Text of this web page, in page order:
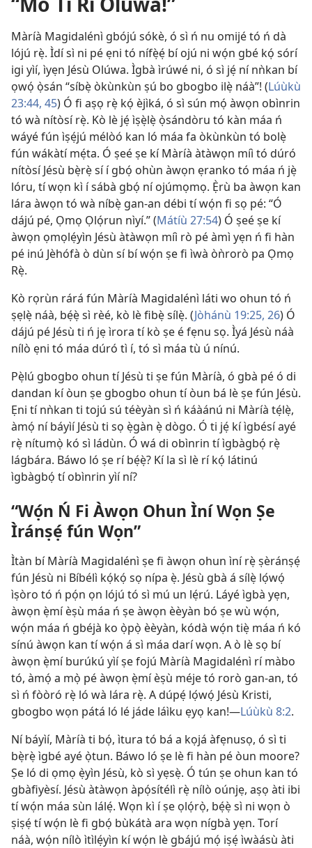
Màríà Magidalénì gbójú sókè, ó sì ń nu omijé tó ń dà
lójú rẹ̀. Ìdí sì ni pé ẹni tó nífẹ̀ẹ́ bí ojú ni wọ́n gbé kọ́ sórí
igi yìí, ìyẹn Jésù Olúwa. Ìgbà ìrúwé ni, ó sì jẹ́ ní nǹkan bí
ọwọ́ ọ̀sán “síbẹ̀ òkùnkùn ṣú bo gbogbo ilẹ̀ náà”! (Lúùkù
23:44, 45) Ó fi aṣọ rẹ̀ kọ́ èjìká, ó sì sún mọ́ àwọn obìnrin
tó wà nítòsí rẹ̀. Kò lè jẹ́ ìṣẹ̀lẹ̀ ọ̀sándòru tó kàn máa ń
wáyé fún ìṣẹ́jú mélòó kan ló máa fa òkùnkùn tó bolẹ̀
fún wákàtí mẹ́ta. Ó ṣeé ṣe kí Màríà àtàwọn míì tó dúró
nítòsí Jésù bẹ̀rẹ̀ sí í gbọ́ ohùn àwọn ẹranko tó máa ń jẹ̀
lóru, tí wọn kì í sábà gbọ́ ní ojúmọmọ. Ẹ̀rù ba àwọn kan
lára àwọn tó wà níbẹ̀ gan-an débi tí wọ́n fi sọ pé: “Ó
dájú pé, Ọmọ Ọlọ́run nìyí.” (Mátíù 27:54) Ó ṣeé ṣe kí
àwọn ọmọlẹ́yìn Jésù àtàwọn míì rò pé àmì yẹn ń fi hàn
pé inú Jèhófà ò dùn sí bí wọ́n ṣe fi ìwà òǹrorò pa Ọmọ
Rẹ̀.
Kò rọrùn rárá fún Màríà Magidalénì láti wo ohun tó ń
ṣẹlẹ̀ náà, bẹ́ẹ̀ sì rèé, kò lè fibẹ̀ sílẹ̀. (Jòhánù 19:25, 26) Ó
dájú pé Jésù ti ń jẹ ìrora tí kò ṣe é fẹnu sọ. Ìyá Jésù náà
nílò ẹni tó máa dúró tì í, tó sì máa tù ú nínú.
Pẹ̀lú gbogbo ohun tí Jésù ti ṣe fún Màríà, ó gbà pé ó di
dandan kí òun ṣe gbogbo ohun tí òun bá lè ṣe fún Jésù.
Ẹni tí nǹkan ti tojú sú téèyàn sì ń káàánú ni Màríà tẹ́lẹ̀,
àmọ́ ní báyìí Jésù ti sọ ẹ̀gàn ẹ̀ dògo. Ó ti jẹ́ kí ìgbésí ayé
rẹ̀ nítumọ̀ kó sì ládùn. Ó wá di obìnrin tí ìgbàgbọ́ rẹ̀
lágbára. Báwo ló ṣe rí bẹ́ẹ̀? Kí la sì lè rí kọ́ látinú
ìgbàgbọ́ tí obìnrin yìí ní?
“Wọ́n Ń Fi Àwọn Ohun Ìní Wọn Ṣe
Ìránṣẹ́ fún Wọn”
Ìtàn bí Màríà Magidalénì ṣe fi àwọn ohun ìní rẹ̀ ṣèránṣẹ́
fún Jésù ni Bíbélì kọ́kọ́ sọ nípa ẹ̀. Jésù gbà á sílẹ̀ lọ́wọ́
ìṣòro tó ń pọ́n ọn lójú tó sì mú un lẹ́rú. Láyé ìgbà yẹn,
àwọn ẹ̀mí èṣù máa ń ṣe àwọn èèyàn bó ṣe wù wọ́n,
wọ́n máa ń gbéjà ko ọ̀pọ̀ èèyàn, kódà wọ́n tiẹ̀ máa ń kó
sínú àwọn kan tí wọ́n á sì máa darí wọn. A ò lè sọ bí
àwọn ẹ̀mí burúkú yìí ṣe fojú Màríà Magidalénì rí màbo
tó, àmọ́ a mọ̀ pé àwọn ẹ̀mí èṣù méje tó rorò gan-an, tó
sì ń fòòró rẹ̀ ló wà lára rẹ̀. A dúpẹ́ lọ́wọ́ Jésù Kristi,
gbogbo wọn pátá ló lé jáde láìku ẹyọ kan!—Lúùkù 8:2.
Ní báyìí, Màríà ti bọ́, ìtura tó bá a kọjá àfẹnusọ, ó sì ti
bẹ̀rẹ̀ ìgbé ayé ọ̀tun. Báwo ló ṣe lè fi hàn pé òun moore?
Ṣe ló di ọmọ ẹ̀yìn Jésù, kò sì yẹsẹ̀. Ó tún ṣe ohun kan tó
gbàfiyèsí. Jésù àtàwọn àpọ́sítélì rẹ̀ nílò oúnjẹ, aṣọ àti ibi
tí wọ́n máa sùn lálẹ́. Wọn kì í ṣe ọlọ́rọ̀, bẹ́ẹ̀ sì ni wọn ò
ṣiṣẹ́ tí wọ́n lè fi gbọ́ bùkátà ara wọn nígbà yẹn. Torí
náà, wọ́n nílò ìtìlẹ́yìn kí wọ́n lè gbájú mọ́ iṣẹ́ ìwàásù àti